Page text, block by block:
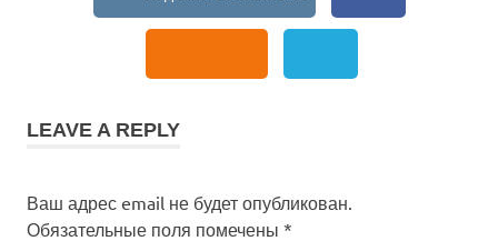
LEAVE A REPLY
Ваш адрес email не будет опубликован.
Обязательные поля помечены *